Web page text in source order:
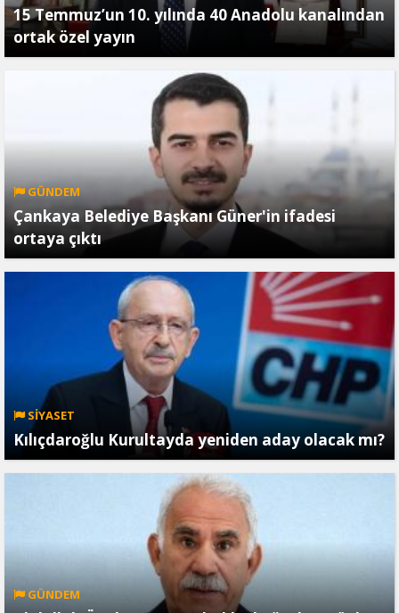
15 Temmuz’un 10. yılında 40 Anadolu kanalından
ortak özel yayın
GÜNDEM
Çankaya Belediye Başkanı Güner'in ifadesi
ortaya çıktı
SİYASET
Kılıçdaroğlu Kurultayda yeniden aday olacak mı?
GÜNDEM